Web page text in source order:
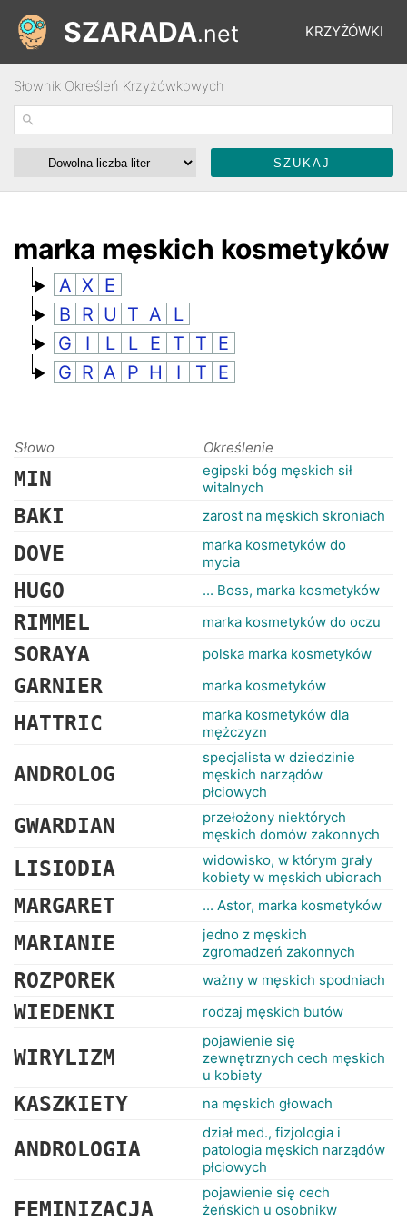
KRZYŻÓWKI
ŁAMIGŁÓWKI
SZARADA.net
Słownik Określeń Krzyżówkowych
marka męskich kosmetyków
A X E
B R U T A
L
G
I L L E T T E
G R A P H I T E
Słowo Określenie
MIN
egipski bóg męskich sił
witalnych
BAKI zarost na męskich skroniach
DOVE
marka kosmetyków do
mycia
HUGO ... Boss, marka kosmetyków
RIMMEL marka kosmetyków do oczu
SORAYA polska marka kosmetyków
GARNIER marka kosmetyków
HATTRIC
marka kosmetyków dla
mężczyzn
ANDROLOG
specjalista w dziedzinie
męskich narządów
płciowych
GWARDIAN
przełożony niektórych
męskich domów zakonnych
LISIODIA
widowisko, w którym grały
kobiety w męskich ubiorach
MARGARET ... Astor, marka kosmetyków
MARIANIE
jedno z męskich
zgromadzeń zakonnych
ROZPOREK ważny w męskich spodniach
WIEDENKI rodzaj męskich butów
WIRYLIZM
pojawienie się
zewnętrznych cech męskich
u kobiety
KASZKIETY na męskich głowach
ANDROLOGIA
dział med., fizjologia i
patologia męskich narządów
płciowych
FEMINIZACJA
pojawienie się cech
żeńskich u osobnikw